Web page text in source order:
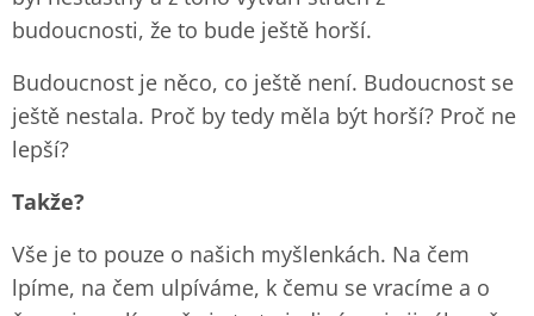
budoucnosti, že to bude ještě horší.
Budoucnost je něco, co ještě není. Budoucnost se
ještě nestala. Proč by tedy měla být horší? Proč ne
lepší?
Takže?
Vše je to pouze o našich myšlenkách. Na čem
lpíme, na čem ulpíváme, k čemu se vracíme a o